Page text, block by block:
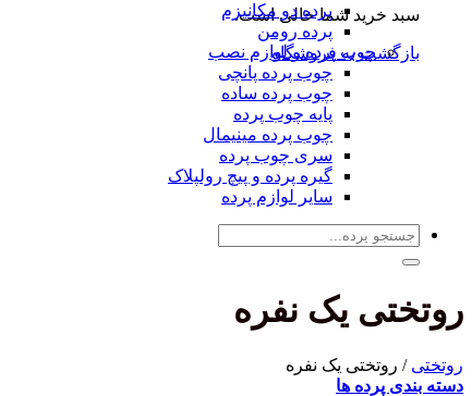
سبد خرید شما خالی است.
بازگشت به فروشگاه
پرده دو مکانیزم
پرده رومن
چوب پرده و لوازم نصب
چوب پرده پانچی
چوب پرده ساده
پایه چوب پرده
چوب پرده مینیمال
سری چوب پرده
گیره پرده و پیچ رولپلاک
سایر لوازم پرده
جستجو
روتختی یک نفره
روتختی / روتختی یک نفره
دسته بندی پرده ها